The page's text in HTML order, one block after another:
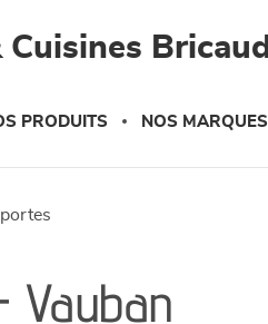
Cuisines Bricaud
PRODUITS NOS MARQUES
portes
Vauban